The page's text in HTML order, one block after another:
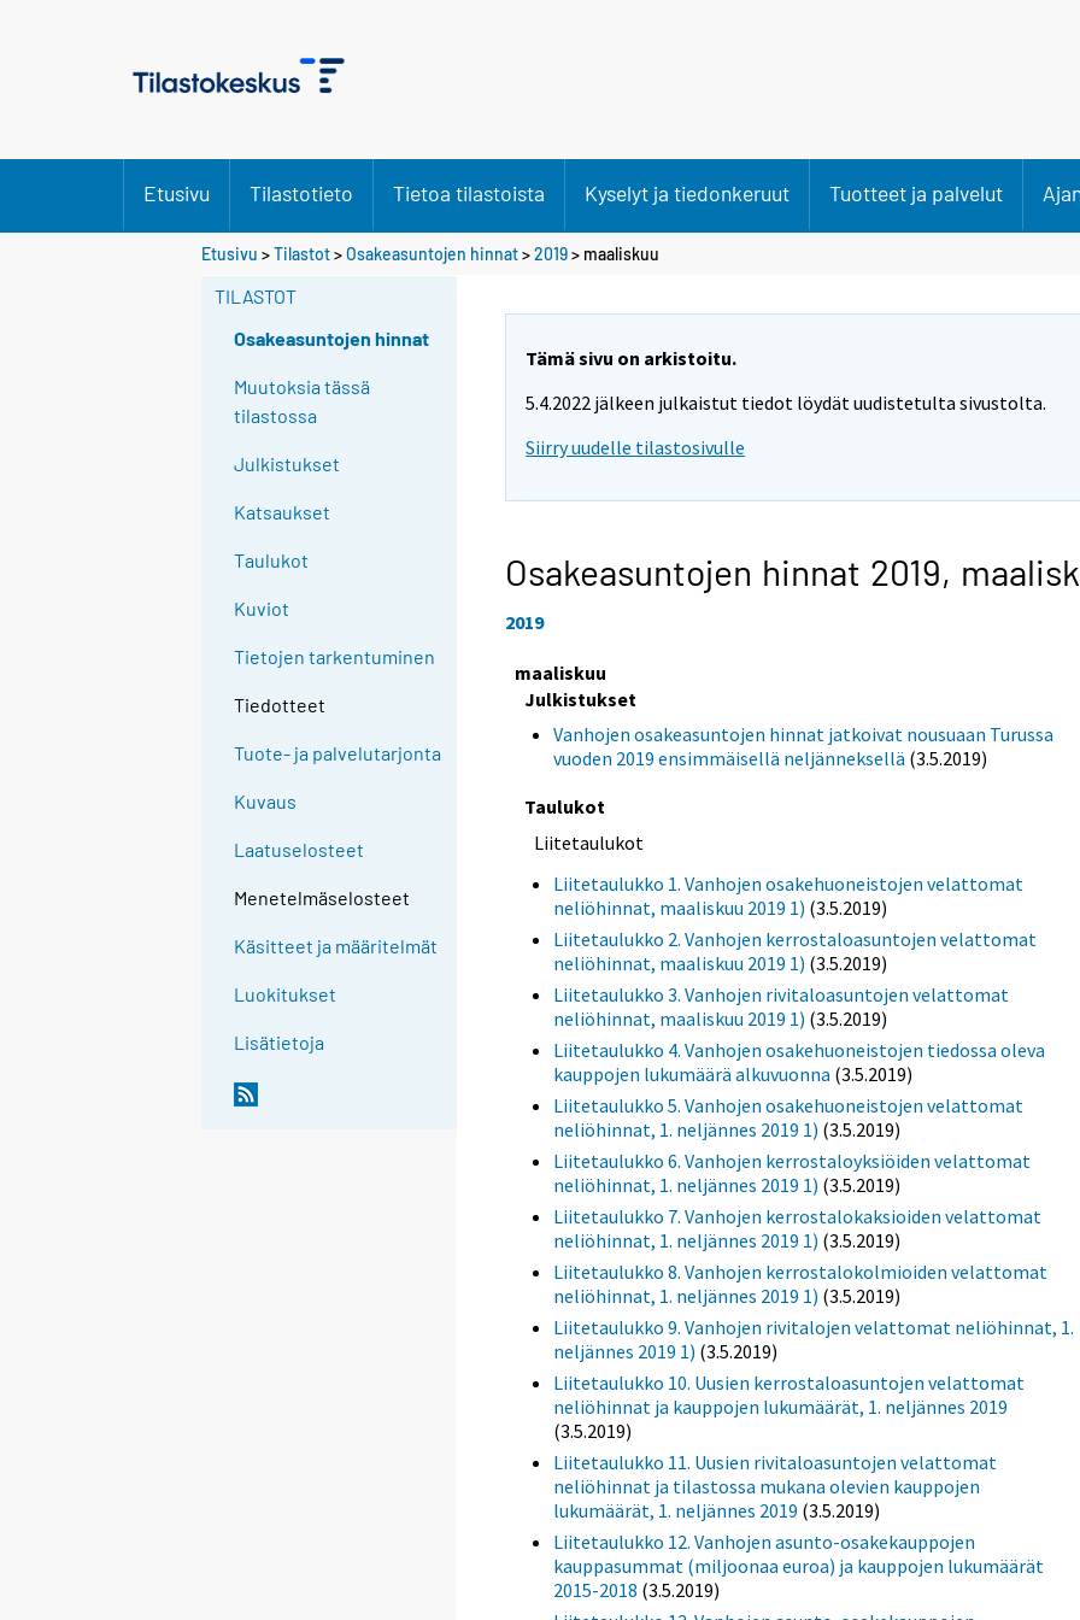
Etusivu Tilastotieto Tietoa tilastoista Kyselyt ja tiedonkeruut Tuotteet ja palvelut
Etusivu >Tilastot>Osakeasuntojen hinnat>2019> maaliskuu
TILASTOT
Osakeasuntojen hinnat
Muutoksia tässä
tilastossa
Julkistukset
Katsaukset
Taulukot
Kuviot
Tietojen tarkentuminen
Tiedotteet
Tuote- ja palvelutarjonta
Kuvaus
Laatuselosteet
Menetelmäselosteet
Käsitteet ja määritelmät
Luokitukset
Lisätietoja
Tämä sivu on arkistoitu.
5.4.2022 jälkeen julkaistut tiedot löydät uudistetulta sivustolta.
Siirry uudelle tilastosivulle
Osakeasuntojen hinnat 2019,
2019
maaliskuu
Julkistukset
Vanhojen osakeasuntojen hinnat jatkoivat nousuaan Turussa
vuoden 2019 ensimmäisellä neljänneksellä (3.5.2019)
Taulukot
Liitetaulukot
Liitetaulukko 1. Vanhojen osakehuoneistojen velattomat
neliöhinnat, maaliskuu 2019 1) (3.5.2019)
Liitetaulukko 2. Vanhojen kerrostaloasuntojen velattomat
neliöhinnat, maaliskuu 2019 1) (3.5.2019)
Liitetaulukko 3. Vanhojen rivitaloasuntojen velattomat
neliöhinnat, maaliskuu 2019 1) (3.5.2019)
Liitetaulukko 4. Vanhojen osakehuoneistojen tiedossa oleva
kauppojen lukumäärä alkuvuonna (3.5.2019)
Liitetaulukko 5. Vanhojen osakehuoneistojen velattomat
neliöhinnat, 1. neljännes 2019 1) (3.5.2019)
Liitetaulukko 6. Vanhojen kerrostaloyksiöiden velattomat
neliöhinnat, 1. neljännes 2019 1) (3.5.2019)
Liitetaulukko 7. Vanhojen kerrostalokaksioiden velattomat
neliöhinnat, 1. neljännes 2019 1) (3.5.2019)
Liitetaulukko 8. Vanhojen kerrostalokolmioiden velattomat
neliöhinnat, 1. neljännes 2019 1) (3.5.2019)
Liitetaulukko 9. Vanhojen rivitalojen velattomat neliöhinnat, 1.
neljännes 2019 1) (3.5.2019)
Liitetaulukko 10. Uusien kerrostaloasuntojen velattomat
neliöhinnat ja kauppojen lukumäärät, 1. neljännes 2019
(3.5.2019)
Liitetaulukko 11. Uusien rivitaloasuntojen velattomat
neliöhinnat ja tilastossa mukana olevien kauppojen
lukumäärät, 1. neljännes 2019 (3.5.2019)
Liitetaulukko 12. Vanhojen asunto-osakekauppojen
kauppasummat (miljoonaa euroa) ja kauppojen lukumäärät
2015-2018 (3.5.2019)